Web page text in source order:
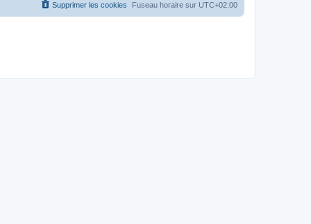
Fuseau horaire sur UTC+02:00
Supprimer les cookies